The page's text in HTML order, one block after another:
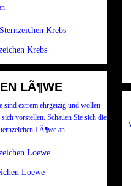
Krebs
Krebs
LÃ¶WE
sind extrem ehrgeizig und wollen
vorstellen. Schauen Sie sich die
LÃ¶we an.
Loewe
Loewe